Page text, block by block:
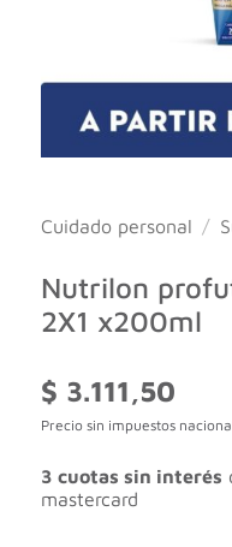
Cuidado personal /
Nutrilon
2X1 x200ml
$ 3.111,50
Precio sin impuestos
3 cuotas sin interés
mastercard